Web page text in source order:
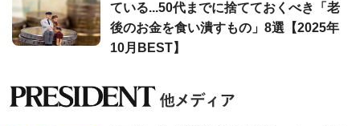
ている...50代までに捨てておくべき「老
後のお金を食い潰すもの」8選【2025年
10月BEST】